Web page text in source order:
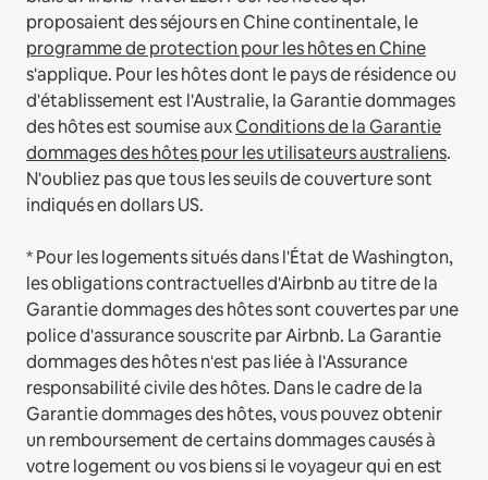
proposaient des séjours en Chine continentale, le
programme de protection pour les hôtes en Chine
s'applique. Pour les hôtes dont le pays de résidence ou
d'établissement est l'Australie, la Garantie dommages
des hôtes est soumise auxConditions de la Garantie
dommages des hôtes pour les utilisateurs australiens.
N'oubliez pas que tous les seuils de couverture sont
indiqués en dollars US.
* Pour les logements situés dans l'État de Washington,
les obligations contractuelles d'Airbnb au titre de la
Garantie dommages des hôtes sont couvertes par une
police d'assurance souscrite par Airbnb. La Garantie
dommages des hôtes n'est pas liée à l'Assurance
responsabilité civile des hôtes. Dans le cadre de la
Garantie dommages des hôtes, vous pouvez obtenir
un remboursement de certains dommages causés à
votre logement ou vos biens si le voyageur qui en est